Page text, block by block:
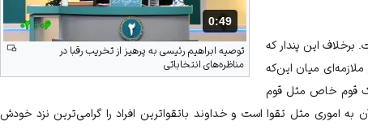
مدت: 49 ثانیه
0:49
توصیه ابراهیم رئیسی به پرهیز از تخریب رقبا در
مناظره‌های انتخاباتی
برخلاف این پندار که
میان این‌که
قوم خاص مثل قوم
به اموری مثل تقوا است و خداوند باتقواترین افراد را گرامی‌ترین نزد خودش